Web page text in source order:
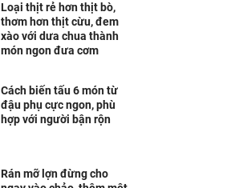
Loại thịt rẻ hơn thịt bò,
thơm hơn thịt cừu, đem
xào với dưa chua thành
món ngon đưa cơm
Cách biến tấu 6 món từ
đậu phụ cực ngon, phù
hợp với người bận rộn
Rán mỡ lợn đừng cho